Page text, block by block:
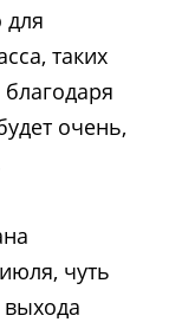
для
таких
очень,
чуть